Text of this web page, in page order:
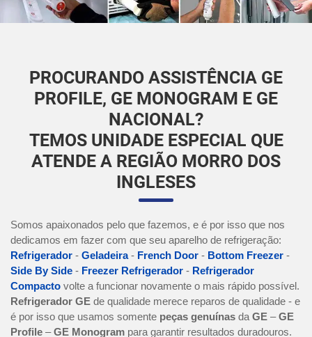
PROCURANDO ASSISTÊNCIA GE
PROFILE, GE MONOGRAM E GE
NACIONAL?
TEMOS UNIDADE ESPECIAL QUE
ATENDE A REGIÃO MORRO DOS
INGLESES
Somos apaixonados pelo que fazemos, e é por isso que nos
dedicamos em fazer com que seu aparelho de refrigeração:
Refrigerador - Geladeira- French Door - Bottom Freezer -
Side By Side - Freezer Refrigerador - Refrigerador
Compacto volte a funcionar novamente o mais rápido possível.
Refrigerador GE de qualidade merece reparos de qualidade - e
é por isso que usamos somente peças genuínas da GE –GE
Profile –GE Monogram para garantir resultados duradouros.